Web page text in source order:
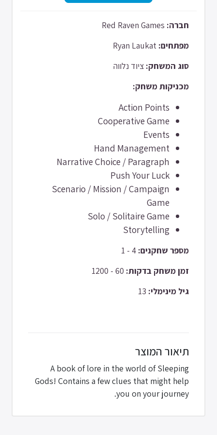
חברה:
מפתחים:
סוג המשחק: ציוד נלווה
מכניקות משחק:
Action Points
Cooperative Game
Events
Hand Management
Narrative Choice / Paragraph
Push Your Luck
Scenario / Mission / Campaign
Game
Solo / Solitaire Game
Storytelling
מספר שחקנים:
זמן משחק בדקות:
גיל מינימלי:
תיאור המוצר
A book of lore in the world of Sleeping
Gods! Contains a few clues that might help
you on your journey.